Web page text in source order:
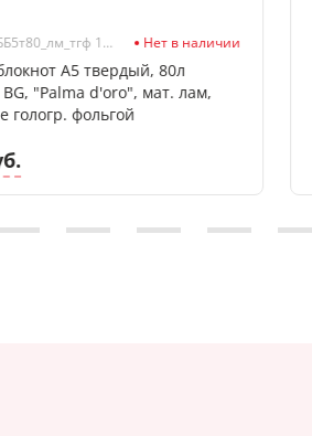
Артикул: ББ5т80_лм_тгф 10166 Нет в наличии
А5 твердый, 80л
BG, "Palma d'oro", мат. лам,
гологр. фольгой